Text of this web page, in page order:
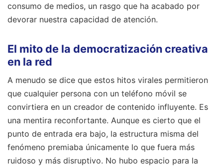
consumo de medios, un rasgo que ha acabado por
devorar nuestra capacidad de atención.
El mito de la democratización creativa
en la red
A menudo se dice que estos hitos virales permitieron
que cualquier persona con un teléfono móvil se
convirtiera en un creador de contenido influyente. Es
una mentira reconfortante. Aunque es cierto que el
punto de entrada era bajo, la estructura misma del
fenómeno premiaba únicamente lo que fuera más
ruidoso y más disruptivo. No hubo espacio para la